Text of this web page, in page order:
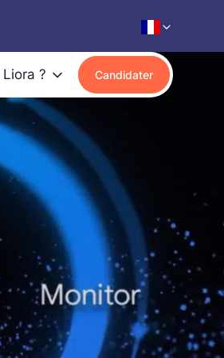
? Candidater